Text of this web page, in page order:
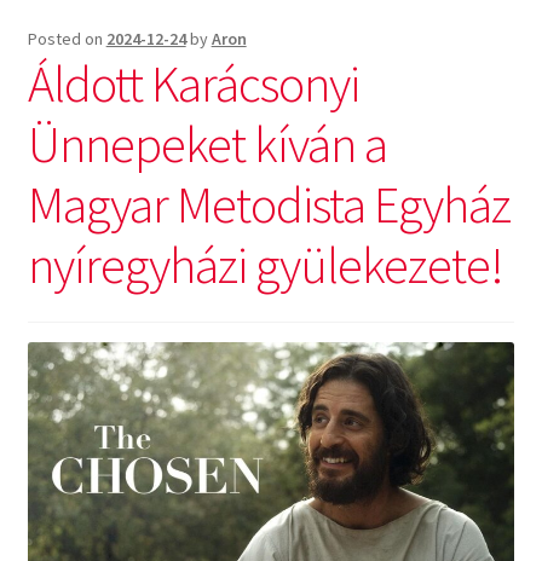
2017 – Igehirdetések
Áhitatok
C. H. Spurgeon: Isten ígéreteinek tárháza
Carl Eichhorn: Isten műhelyében
Csendes percek
Cseri Kálmán: A kegyelem harmatja
Napi Ige: Evangélikus bibliaolvasó Útmutató
Oswald Chambers: Krisztus mindenek felett
Mindennapi kenyerünk
Posted on 2024-12-24byAron
Áldott Karácsonyi
Ünnepeket kíván a
Magyar Metodista Egyház
nyíregyházi gyülekezete!